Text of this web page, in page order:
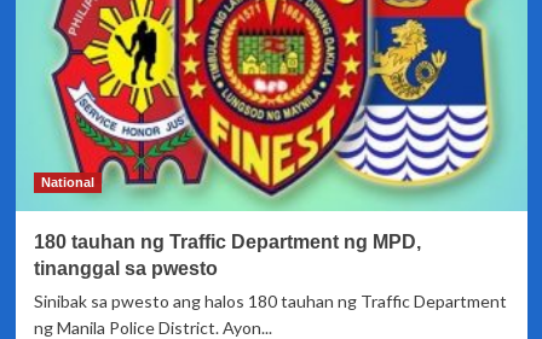
National
180 tauhan ng Traffic Department ng MPD,
tinanggal sa pwesto
Sinibak sa pwesto ang halos 180 tauhan ng Traffic Department
ng Manila Police District. Ayon...